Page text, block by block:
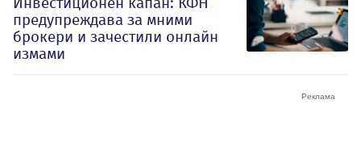
предупреждава за мними
брокери и зачестили онлайн
измами